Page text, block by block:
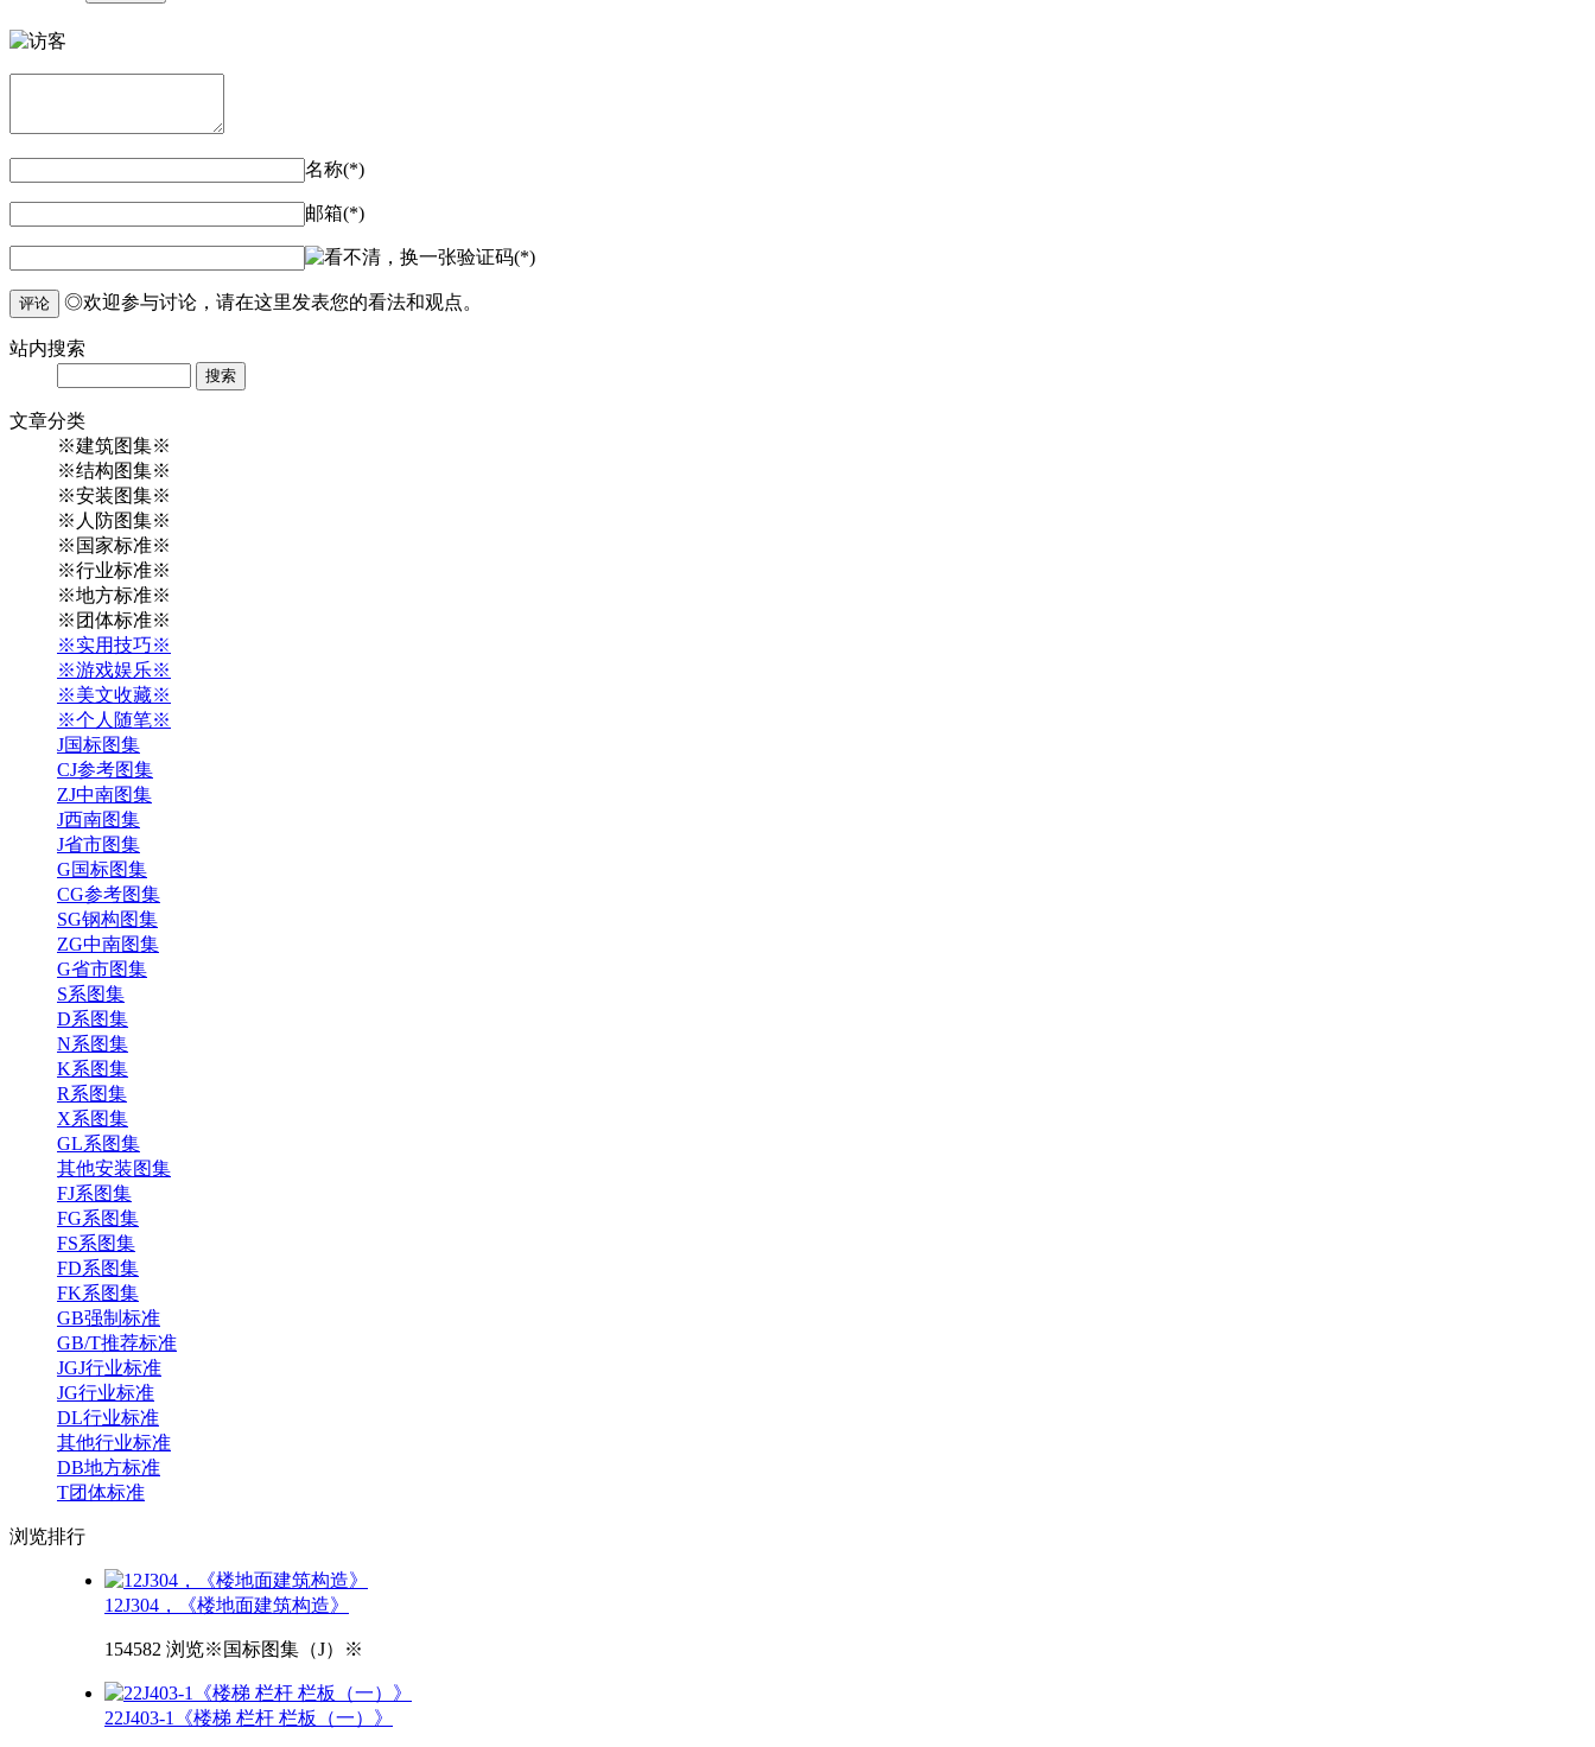
名称(*)
邮箱(*)
验证码(*)
评论 ◎欢迎参与讨论，请在这里发表您的看法和观点。
站内搜索
文章分类
※建筑图集※
※结构图集※
※安装图集※
※人防图集※
※国家标准※
※行业标准※
※地方标准※
※团体标准※
※实用技巧※
※游戏娱乐※
※美文收藏※
※个人随笔※
J国标图集
CJ参考图集
ZJ中南图集
J西南图集
J省市图集
G国标图集
CG参考图集
SG钢构图集
ZG中南图集
G省市图集
S系图集
D系图集
N系图集
K系图集
R系图集
X系图集
GL系图集
其他安装图集
FJ系图集
FG系图集
FS系图集
FD系图集
FK系图集
GB强制标准
GB/T推荐标准
JGJ行业标准
JG行业标准
DL行业标准
其他行业标准
DB地方标准
T团体标准
浏览排行
12J304，《楼地面建筑构造》
154582 浏览※国标图集（J）※
22J403-1《楼梯 栏杆 栏板（一）》